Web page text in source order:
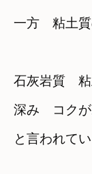
一方　粘土
石灰岩質　
深み　コク
と言われて